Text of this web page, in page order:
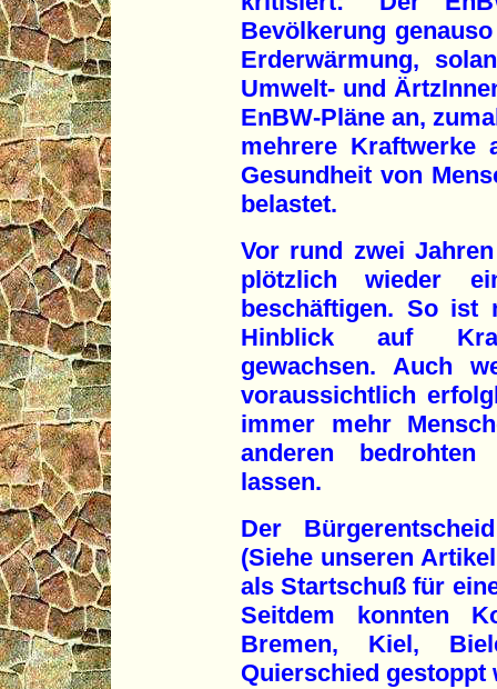
Bevölkerung
Erderwärmung,
Umwelt- und
EnBW-Pläne an,
mehrere Kraftwerke
Gesundheit von
belastet.
Vor rund zwei
plötzlich wieder
beschäftigen. So ist
Hinblick auf
gewachsen. Auch
voraussichtlich
immer mehr
anderen
lassen.
Der
(Siehe unseren
als Startschuß für
Seitdem konnten
Bremen, Kiel,
Quierschied gestoppt